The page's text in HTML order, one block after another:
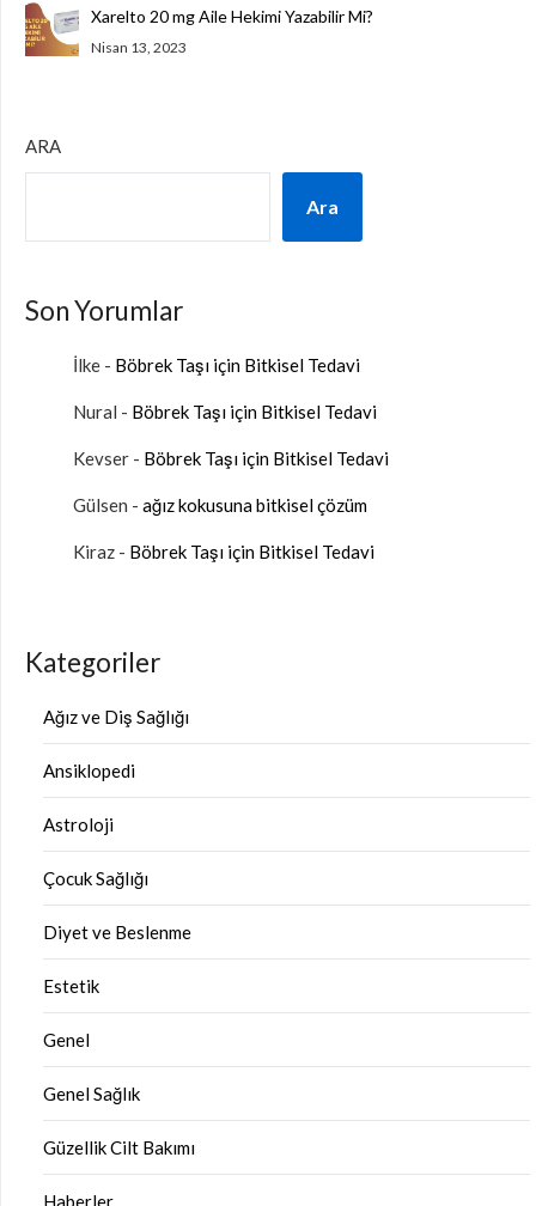
Xarelto 20 mg Aile Hekimi Yazabilir Mi?
Nisan 13, 2023
ARA
Ara
Son Yorumlar
İlke - Böbrek Taşı için Bitkisel Tedavi
Nural - Böbrek Taşı için Bitkisel Tedavi
Kevser - Böbrek Taşı için Bitkisel Tedavi
Gülsen - ağız kokusuna bitkisel çözüm
Kiraz - Böbrek Taşı için Bitkisel Tedavi
Kategoriler
Ağız ve Diş Sağlığı
Ansiklopedi
Astroloji
Çocuk Sağlığı
Diyet ve Beslenme
Estetik
Genel
Genel Sağlık
Güzellik Cilt Bakımı
Haberler